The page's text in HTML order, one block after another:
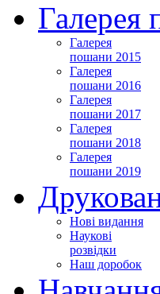
Галерея
Галерея
пошани 2015
Галерея
пошани 2016
Галерея
пошани 2017
Галерея
пошани 2018
Галерея
пошани 2019
Нові видання
Наукові
розвідки
Наш доробок